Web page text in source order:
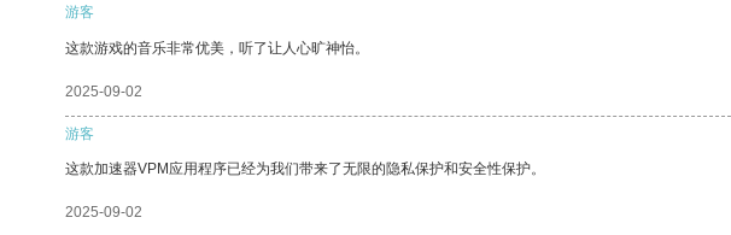
游客
这款游戏的音乐非常优美，听了让人心旷神怡。
2025-09-02
游客
这款加速器VPM应用程序已经为我们带来了无限的隐私保护和安全性保护。
2025-09-02